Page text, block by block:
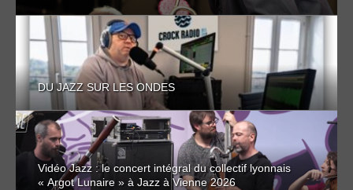
DU JAZZ SUR LES ONDES
Vidéo Jazz : le concert intégral du collectif lyonnais
« Argot Lunaire » à Jazz à Vienne 2026